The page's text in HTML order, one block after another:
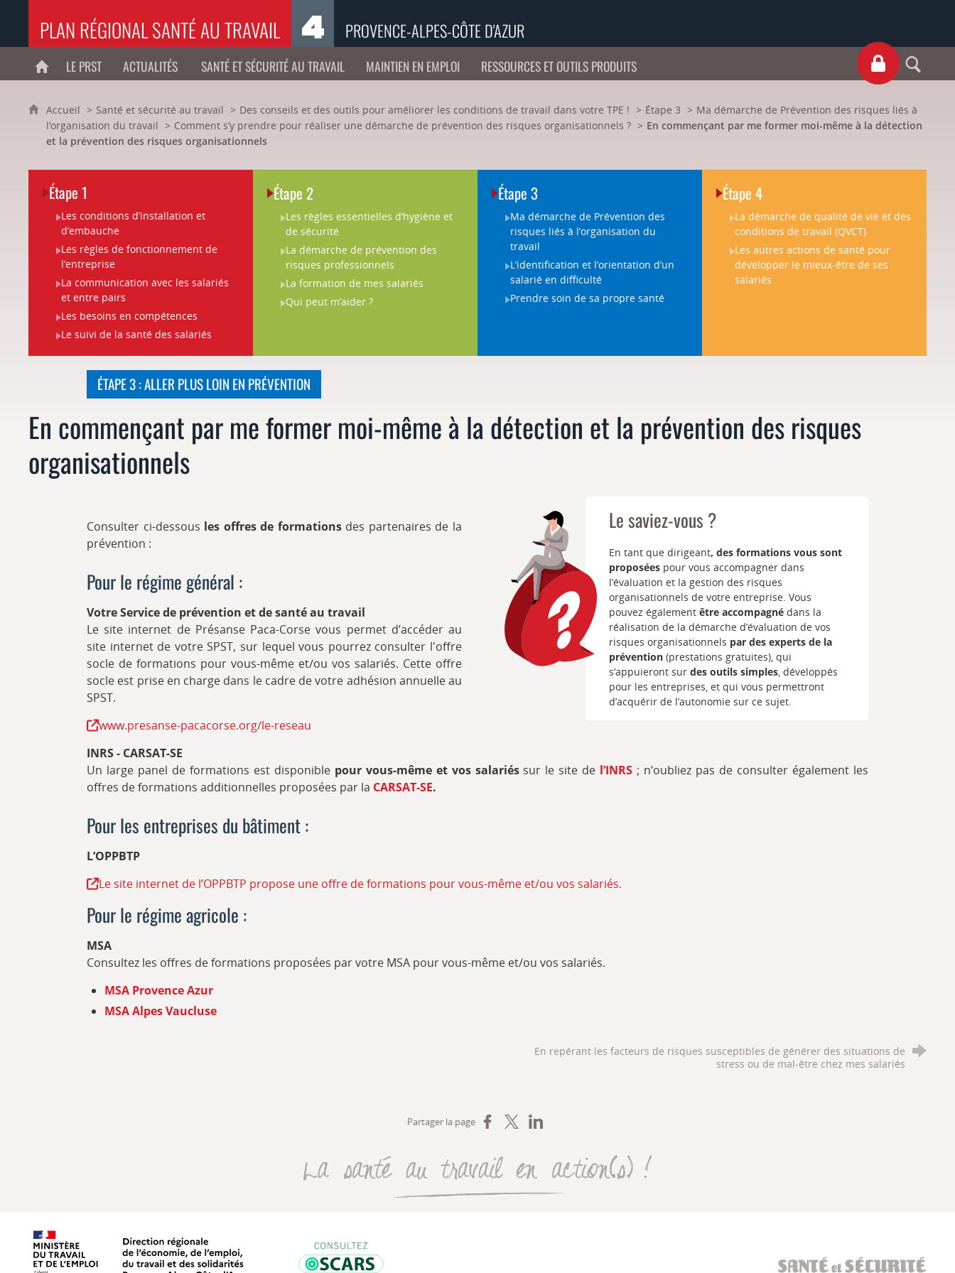
PLAN RÉGIONAL SANTÉ AU TRAVAIL PROVENCE-ALPES-CÔTE D'AZUR
ACCUEIL
LE PRST ACTUALITÉS SANTÉ ET SÉCURITÉ AU TRAVAIL MAINTIEN EN EMPLOI RESSOURCES ET OUTILS PRODUITS
Accueil Santé et sécurité au travail Des conseils et des outils pour améliorer les conditions de travail dans votre TPE ! Étape 3
Ma démarche de Prévention des risques liés à
l’organisation du travail
Comment s’y prendre pour réaliser une démarche de prévention des risques organisationnels ?
En commençant par me former moi-même à la détection
et la prévention des risques organisationnels
Étape 1
Les conditions d’installation et
d’embauche
Les règles de fonctionnement de
l’entreprise
La communication avec les salariés
et entre pairs
Les besoins en compétences
Le suivi de la santé des salariés
Étape 2
Les règles essentielles d’hygiène et
de sécurité
La démarche de prévention des
risques professionnels
La formation de mes salariés
Qui peut m’aider ?
Étape 3
Ma démarche de Prévention des
risques liés à l’organisation du
travail
L’identification et l’orientation d’un
salarié en difficulté
Prendre soin de sa propre santé
Étape 4
La démarche de qualité de vie et des
conditions de travail (QVCT)
Les autres actions de santé pour
développer le mieux-être de ses
salariés
ÉTAPE 3 : ALLER PLUS LOIN EN PRÉVENTION
En commençant par me former moi-même à la détection et la prévention des risques
organisationnels
Le saviez-vous ?
En tant que dirigeant, des formations vous sont
proposées pour vous accompagner dans
l’évaluation et la gestion des risques
organisationnels de votre entreprise. Vous
pouvez également être accompagné dans la
réalisation de la démarche d’évaluation de vos
risques organisationnels par des experts de la
prévention (prestations gratuites), qui
s’appuieront sur des outils simples, développés
pour les entreprises, et qui vous permettront
d’acquérir de l’autonomie sur ce sujet.
Consulter ci-dessous les offres de formationsdes partenaires de la
prévention :
Pour le régime général :
Votre Service de prévention et de santé au travail
Le site internet de Présanse Paca-Corse vous permet d’accéder au
site internet de votre SPST, sur lequel vous pourrez consulter l'offre
socle de formations pour vous-même et/ou vos salariés. Cette offre
socle est prise en charge dans le cadre de votre adhésion annuelle au
SPST.
www.presanse-pacacorse.org/le-reseau
INRS - CARSAT-SE
Un large panel de formations est disponible pour vous-même et vos salariéssur le site de l’INRS ; n’oubliez pas de consulter également les
offres de formations additionnelles proposées par la CARSAT-SE.
Pour les entreprises du bâtiment :
L’OPPBTP
Le site internet de l’OPPBTP propose une offre de formations pour vous-même et/ou vos salariés.
Pour le régime agricole :
MSA
Consultez les offres de formations proposées par votre MSA pour vous-même et/ou vos salariés.
MSA Provence Azur
MSA Alpes Vaucluse
En repérant les facteurs de risques susceptibles de générer des situations de
stress ou de mal-être chez mes salariés
Partager la page Partager sur Facebook
Partager sur XPartager sur LinkedIn
La santé au travail en action(s)
Direction régionale de l’économie, de l’emploi, du travail et des solidarités (DREETS)
Santé et sécurité au